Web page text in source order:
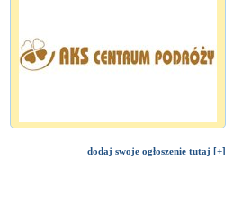
dodaj swoje ogłoszenie tutaj [+]